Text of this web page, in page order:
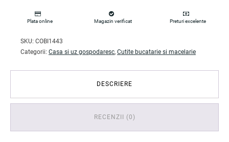
Plata online Magazin verificat Preturi excelente
SKU: COBI1443
Categorii: Casa si uz gospodaresc, Cutite bucatarie si macelarie
DESCRIERE
RECENZII (0)